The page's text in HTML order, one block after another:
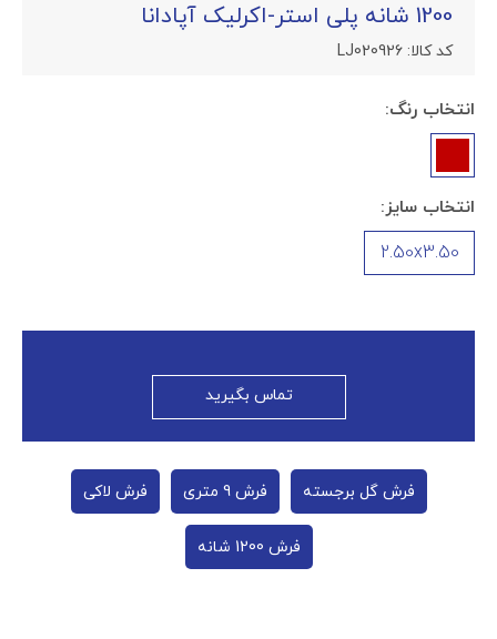
1200 شانه پلی استر-اکرلیک آپادانا
کد کالا: LJ020926
انتخاب رنگ:
انتخاب سایز:
2.50x3.50
تماس بگیرید
فرش گل برجسته فرش 9 متری فرش لاکی
فرش 1200 شانه